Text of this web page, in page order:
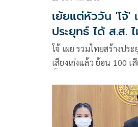
เย้ยแต่หัววัน 'โจ้'
ประยุทธ์ ได้ ส.ส.
โจ้ เผย รวมไทยสร้างปร
เสียงเก่งแล้ว ย้อน 100
แคนดิเดตนายกฯ